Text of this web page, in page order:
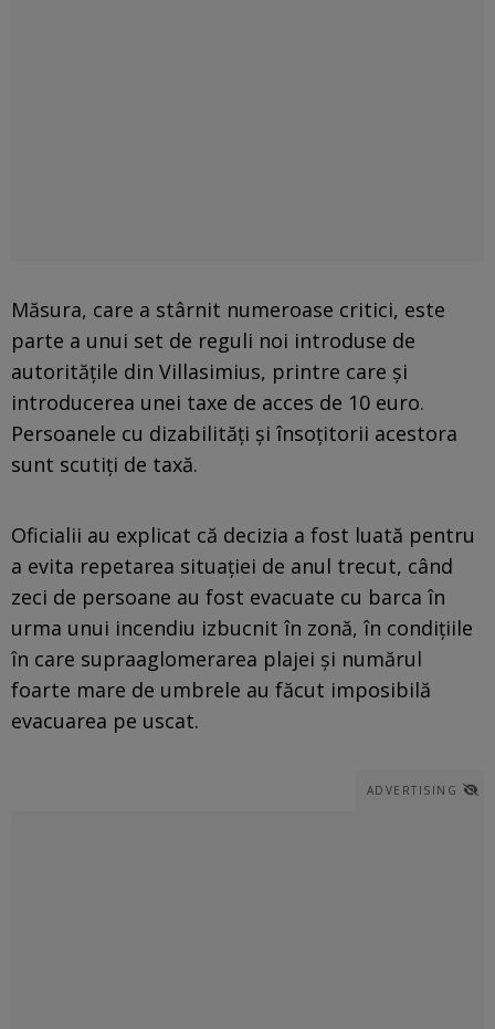
Măsura, care a stârnit numeroase critici, este
parte a unui set de reguli noi introduse de
autoritățile din Villasimius, printre care și
introducerea unei taxe de acces de 10 euro.
Persoanele cu dizabilități și însoțitorii acestora
sunt scutiți de taxă.
Oficialii au explicat că decizia a fost luată pentru
a evita repetarea situației de anul trecut, când
zeci de persoane au fost evacuate cu barca în
urma unui incendiu izbucnit în zonă, în condițiile
în care supraaglomerarea plajei și numărul
foarte mare de umbrele au făcut imposibilă
evacuarea pe uscat.
ADVERTISING